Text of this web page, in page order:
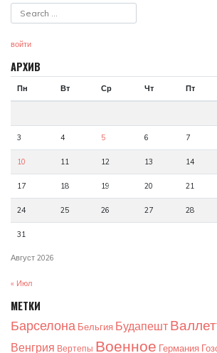
войти
АРХИВ
Август 2026
Пн Вт Ср Чт Пт
3 4 5 6 7
10 11 12 13 14
17 18 19 20 21
24 25 26 27 28
31
« Июл
МЕТКИ
Барселона Бельгия Будапешт
Венгрия Вертепы Военное Германия